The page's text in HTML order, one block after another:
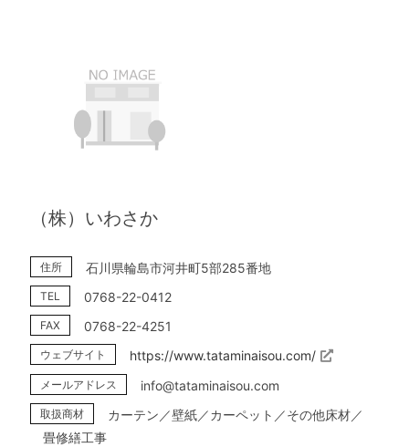
（株）いわさか
住所 石川県輪島市河井町5部285番地
TEL 0768-22-0412
FAX 0768-22-4251
ウェブサイト https://www.tataminaisou.com/
メールアドレス info@tataminaisou.com
取扱商材
カーテン／壁紙／カーペット／その他床材／
畳修繕工事